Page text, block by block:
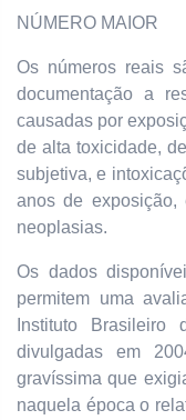
NÚMERO MAIOR
Os números reais
documentação a
causadas por
de alta toxicidade,
subjetiva, e
anos de exposição,
neoplasias.
Os dados
permitem uma
Instituto Brasileiro
divulgadas em
gravíssima que
naquela época o